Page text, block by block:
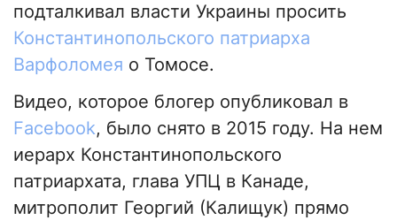
подталкивал власти Украины просить
Константинопольского патриарха
Варфоломея о Томосе.
Видео, которое блогер опубликовал в
Facebook, было снято в 2015 году. На нем
иерарх Константинопольского
патриархата, глава УПЦ в Канаде,
митрополит Георгий (Калищук) прямо